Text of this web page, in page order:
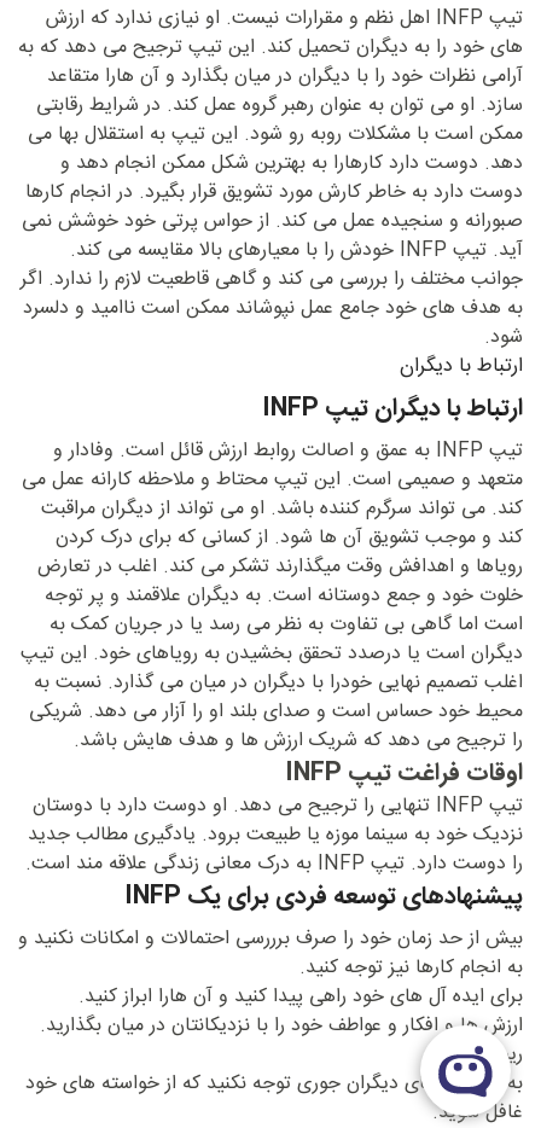
تیپ INFP اهل نظم و مقرارات نیست. او نیازی ندارد که ارزش
های خود را به دیگران تحمیل کند. این تیپ ترجیح می دهد که به
آرامی نظرات خود را با دیگران در میان بگذارد و آن هارا متقاعد
سازد. او می توان به عنوان رهبر گروه عمل کند. در شرایط رقابتی
ممکن است با مشکلات روبه رو شود. این تیپ به استقلال بها می
دهد. دوست دارد کارهارا به بهترین شکل ممکن انجام دهد و
دوست دارد به خاطر کارش مورد تشویق قرار بگیرد. در انجام کارها
صبورانه و سنجیده عمل می کند. از حواس پرتی خود خوشش نمی
آید. تیپ INFP خودش را با معیارهای بالا مقایسه می کند.
جوانب مختلف را بررسی می کند و گاهی قاطعیت لازم را ندارد. اگر
به هدف های خود جامع عمل نپوشاند ممکن است ناامید و دلسرد
شود.
ارتباط با دیگران
ارتباط با دیگران تیپ INFP
تیپ INFP به عمق و اصالت روابط ارزش قائل است. وفادار و
متعهد و صمیمی است. این تیپ محتاط و ملاحظه کارانه عمل می
کند. می تواند سرگرم کننده باشد. او می تواند از دیگران مراقبت
کند و موجب تشویق آن ها شود. از کسانی که برای درک کردن
رویاها و اهدافش وقت میگذارند تشکر می کند. اغلب در تعارض
خلوت خود و جمع دوستانه است. به دیگران علاقمند و پر توجه
است اما گاهی بی تفاوت به نظر می رسد یا در جریان کمک به
دیگران است یا درصدد تحقق بخشیدن به رویاهای خود. این تیپ
اغلب تصمیم نهایی خودرا با دیگران در میان می گذارد. نسبت به
محیط خود حساس است و صدای بلند او را آزار می دهد. شریکی
را ترجیح می دهد که شریک ارزش ها و هدف هایش باشد.
اوقات فراغت تیپ INFP
تیپ INFP تنهایی را ترجیح می دهد. او دوست دارد با دوستان
نزدیک خود به سینما موزه یا طبیعت برود. یادگیری مطالب جدید
را دوست دارد. تیپ INFP به درک معانی زندگی علاقه مند است.
پیشنهادهای توسعه فردی برای یک INFP
بیش از حد زمان خود را صرف برررسی احتمالات و امکانات نکنید و
به انجام کارها نیز توجه کنید.
برای ایده آل های خود راهی پیدا کنید و آن هارا ابراز کنید.
ارزش ها و افکار و عواطف خود را با نزدیکانتان در میان بگذارید.
ریسک کنید.
به خواسته های دیگران جوری توجه نکنید که از خواسته های خود
غافل شوید.